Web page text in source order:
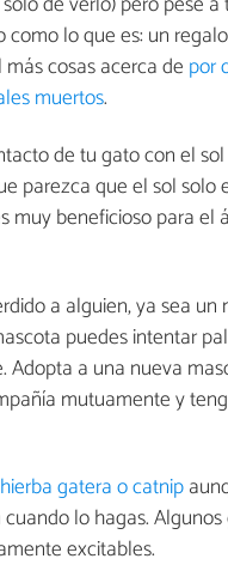
lo que es: un
cosas acerca de por
muertos.
de tu gato con el
parezca que el sol solo
muy beneficioso para el
a alguien, ya sea un
puedes intentar
Adopta a una nueva
mutuamente y
hierba gatera o catnip
lo hagas. Algunos
excitables.